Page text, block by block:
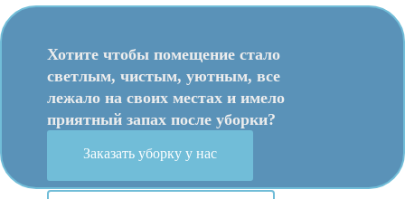
Хотите чтобы помещение стало
светлым, чистым, уютным, все
лежало на своих местах и имело
приятный запах после уборки?
Заказать уборку у нас